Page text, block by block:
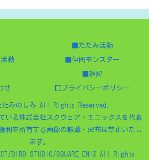
■たたみ活動
動 ■仲間モンスター
■雑記
せ □プライバシーポリシー
みのしみ All Rights Reserved.
いる株式会社スクウェア・エニックスを代表
利を所有する画像の転載・配布は禁止いたし
ます。
BIRD STUDIO/SQUARE ENIX All Rights